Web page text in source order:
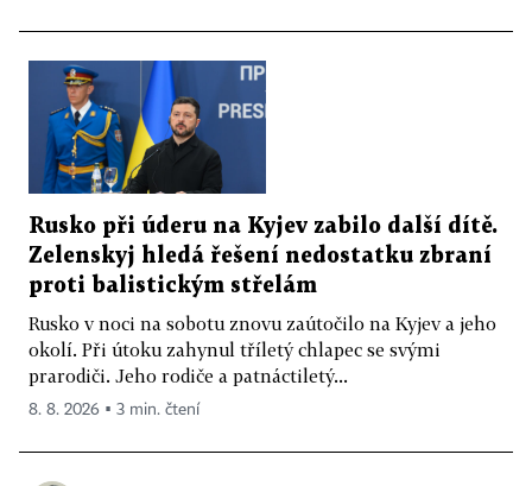
Rusko při úderu na Kyjev zabilo další dítě.
Zelenskyj hledá řešení nedostatku zbraní
proti balistickým střelám
Rusko v noci na sobotu znovu zaútočilo na Kyjev a jeho
okolí. Při útoku zahynul tříletý chlapec se svými
prarodiči. Jeho rodiče a patnáctiletý...
8. 8. 2026 ▪ 3 min. čtení